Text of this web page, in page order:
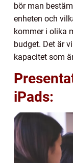
bör man
enheten och
kommer i olika
budget. Det är
kapacitet som
iPads: